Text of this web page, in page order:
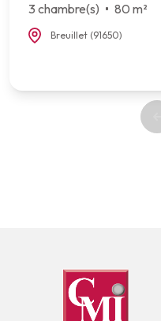
3 chambre(s)
80 m²
Breuillet (91650)